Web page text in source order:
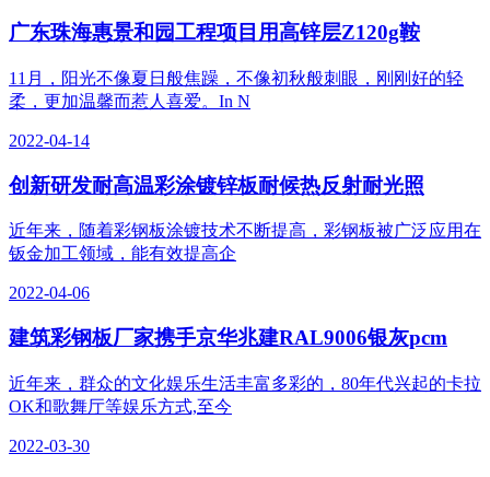
广东珠海惠景和园工程项目用高锌层Z120g鞍
11月，阳光不像夏日般焦躁，不像初秋般刺眼，刚刚好的轻
柔，更加温馨而惹人喜爱。In N
2022-04-14
创新研发耐高温彩涂镀锌板耐候热反射耐光照
近年来，随着彩钢板涂镀技术不断提高，彩钢板被广泛应用在
钣金加工领域，能有效提高企
2022-04-06
建筑彩钢板厂家携手京华兆建RAL9006银灰pcm
近年来，群众的文化娱乐生活丰富多彩的，80年代兴起的卡拉
OK和歌舞厅等娱乐方式,至今
2022-03-30